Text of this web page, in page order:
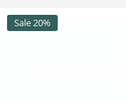
Sale 20%